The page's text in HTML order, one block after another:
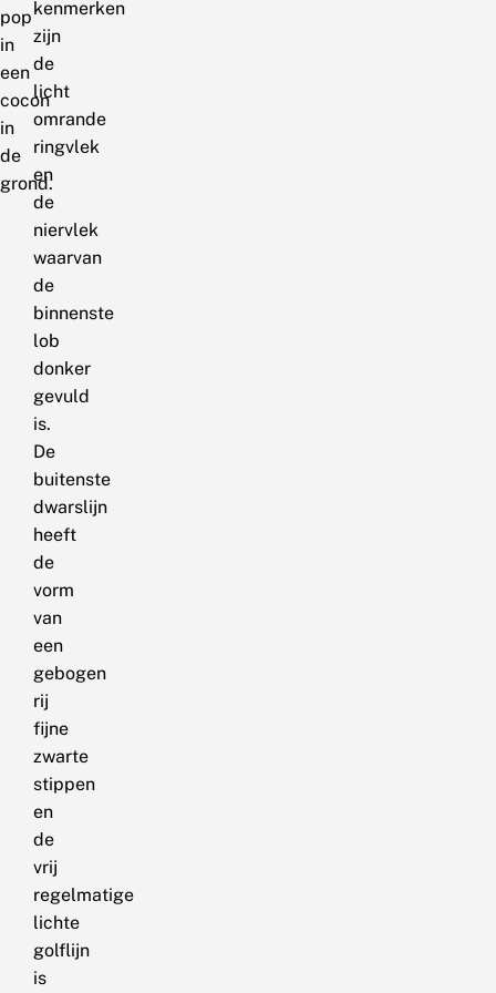
pop
in
een
cocon
in
de
grond.
kenmerken
zijn
de
licht
omrande
ringvlek
en
de
niervlek
waarvan
de
binnenste
lob
donker
gevuld
is.
De
buitenste
dwarslijn
heeft
de
vorm
van
een
gebogen
rij
fijne
zwarte
stippen
en
de
vrij
regelmatige
lichte
golflijn
is